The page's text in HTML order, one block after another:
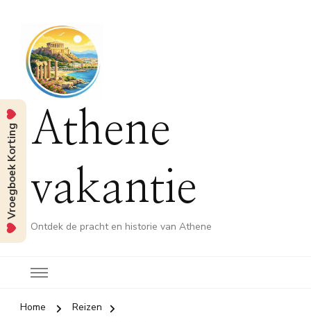
Athene
vakantie
Ontdek de pracht en historie van Athene
Home
Reizen
Vroegboek Korting